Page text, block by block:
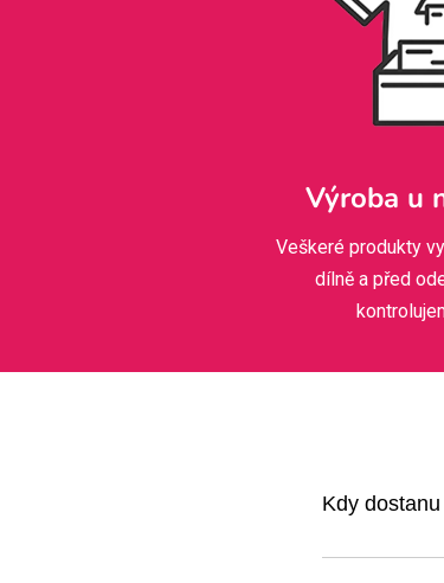
Výroba u
Veškeré produkty
dílně a před
Kdy
Jakmile